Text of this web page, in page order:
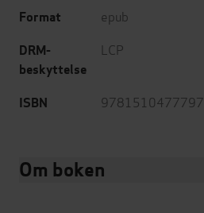
Format epub
DRM-
beskyttelse
LCP
ISBN 9781510477797
Om boken